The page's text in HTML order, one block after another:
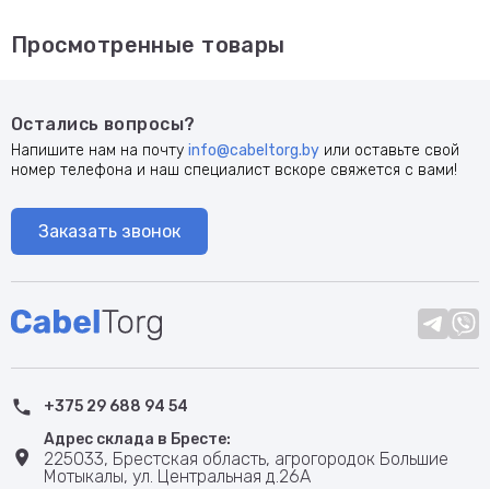
Просмотренные товары
Остались вопросы?
Напишите нам на почту info@cabeltorg.by или оставьте свой
номер телефона и наш специалист вскоре свяжется с вами!
Заказать звонок
+375 29 688 94 54
Адрес склада в Бресте:
225033, Брестская область, агрогородок Большие
Мотыкалы, ул. Центральная д.26А